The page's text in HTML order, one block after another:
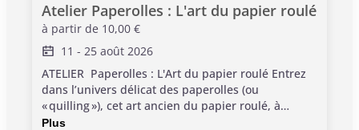
Atelier Paperolles : L'art du papier roulé
à partir de 10,00 €
11 - 25 août 2026
ATELIER Paperolles : L'Art du papier roulé Entrez
dans l’univers délicat des paperolles (ou
« quilling »), cet art ancien du papier roulé, à
travers un atelier créatif proposé au cœur de la
Plus